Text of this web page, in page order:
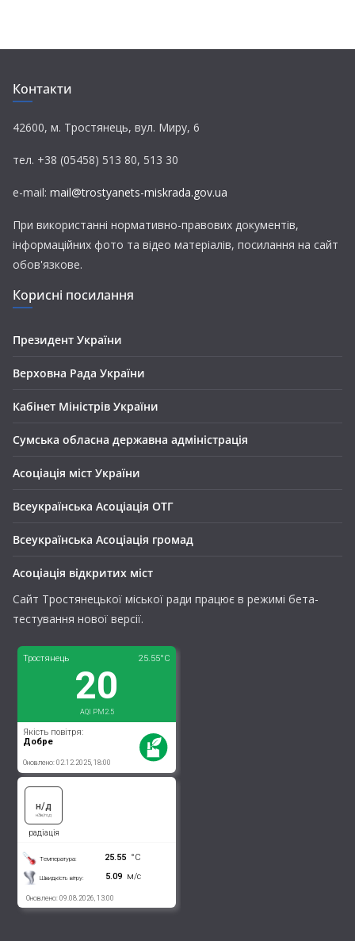
Контакти
42600, м. Тростянець, вул. Миру, 6
тел. +38 (05458) 513 80, 513 30
e-mail: mail@trostyanets-miskrada.gov.ua
При використанні нормативно-правових документів,
інформаційних фото та відео матеріалів, посилання на сайт
обов'язкове.
Корисні посилання
Президент України
Верховна Рада України
Кабінет Міністрів України
Сумська обласна державна адміністрація
Асоціація міст України
Всеукраїнська Асоціація ОТГ
Всеукраїнська Асоціація громад
Асоціація відкритих міст
Сайт Тростянецької міської ради працює в режимі бета-
тестування нової версії.